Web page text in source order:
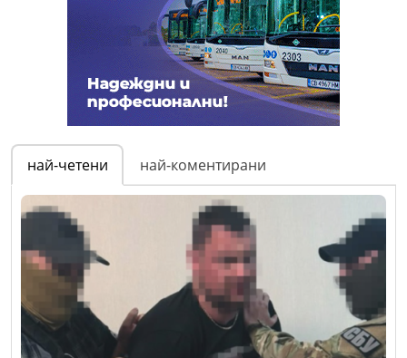
най-четени най-коментирани